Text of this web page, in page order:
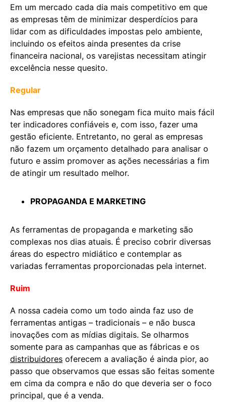
Em um mercado cada dia mais competitivo em que
as empresas têm de minimizar desperdícios para
lidar com as dificuldades impostas pelo ambiente,
incluindo os efeitos ainda presentes da crise
financeira nacional, os varejistas necessitam atingir
excelência nesse quesito.
Regular
Nas empresas que não sonegam fica muito mais fácil
ter indicadores confiáveis e, com isso, fazer uma
gestão eficiente. Entretanto, no geral as empresas
não fazem um orçamento detalhado para analisar o
futuro e assim promover as ações necessárias a fim
de atingir um resultado melhor.
PROPAGANDA E MARKETING
As ferramentas de propaganda e marketing são
complexas nos dias atuais. É preciso cobrir diversas
áreas do espectro midiático e contemplar as
variadas ferramentas proporcionadas pela internet.
Ruim
A nossa cadeia como um todo ainda faz uso de
ferramentas antigas – tradicionais – e não busca
inovações com as mídias digitais. Se olharmos
somente para as campanhas que as fábricas e os
distribuidores oferecem a avaliação é ainda pior, ao
passo que observamos que essas são feitas somente
em cima da compra e não do que deveria ser o foco
principal, que é a venda.